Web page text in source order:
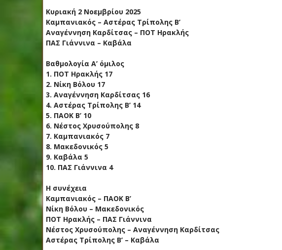
Κυριακή 2 Νοεμβρίου 2025
Καμπανιακός – Αστέρας Τρίπολης Β’
Αναγέννηση Καρδίτσας – ΠΟΤ Ηρακλής
ΠΑΣ Γιάννινα – Καβάλα
Βαθμολογία Α’ όμιλος
1. ΠΟΤ Ηρακλής 17
2. Νίκη Βόλου 17
3. Αναγέννηση Καρδίτσας 16
4. Αστέρας Τρίπολης Β’ 14
5. ΠΑΟΚ Β’ 10
6. Νέστος Χρυσούπολης 8
7. Καμπανιακός 7
8. Μακεδονικός 5
9. Καβάλα 5
10. ΠΑΣ Γιάννινα 4
Η συνέχεια
Καμπανιακός – ΠΑΟΚ Β’
Νίκη Βόλου – Μακεδονικός
ΠΟΤ Ηρακλής – ΠΑΣ Γιάννινα
Νέστος Χρυσούπολης – Αναγέννηση Καρδίτσας
Αστέρας Τρίπολης Β’ – Καβάλα